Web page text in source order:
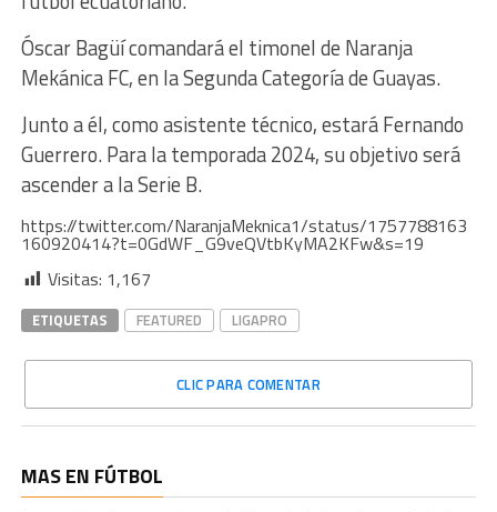
Óscar Bagüí comandará el timonel de Naranja
Mekánica FC, en la Segunda Categoría de Guayas.
Junto a él, como asistente técnico, estará Fernando
Guerrero. Para la temporada 2024, su objetivo será
ascender a la Serie B.
https://twitter.com/NaranjaMeknica1/status/1757788163
160920414?t=0GdWF_G9veQVtbKyMA2KFw&s=19
Visitas: 1,167
ETIQUETAS FEATURED LIGAPRO
CLIC PARA COMENTAR
MAS EN FÚTBOL